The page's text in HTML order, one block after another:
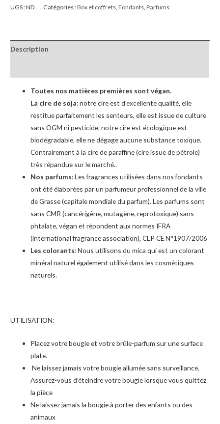
Pack
UGS :ND Catégories :Box et coffrets ,Fondants ,Parfums
Description
Toutes nos matières premières sont végan.
La cire de soja: notre cire est d’excellente qualité, elle
restitue parfaitement les senteurs, elle est issue de culture
sans OGM ni pesticide, notre cire est écologique est
biodégradable, elle ne dégage aucune substance toxique.
Contrairement à la cire de paraffine (cire issue de pétrole)
très répandue sur le marché..
Nos parfums: Les fragrances utilisées dans nos fondants
ont été élaborées par un parfumeur professionnel de la ville
de Grasse (capitale mondiale du parfum). Les parfums sont
sans CMR (cancérigène, mutagène, reprotoxique) sans
phtalate, végan et répondent aux normes IFRA
(international fragrance association), CLP CE N°1907/2006
Les colorants: Nous utilisons du mica qui est un colorant
minéral naturel également utilisé dans les cosmétiques
naturels.
UTILISATION:
Placez votre bougie et votre brûle-parfum sur une surface
plate.
Ne laissez jamais votre bougie allumée sans surveillance.
Assurez-vous d’éteindre votre bougie lorsque vous quittez
la pièce
Ne laissez jamais la bougie à porter des enfants ou des
animaux